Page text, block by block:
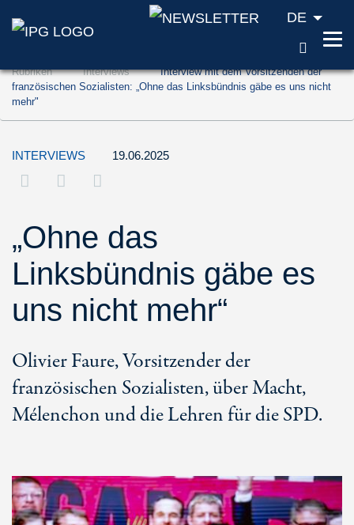
Zum Inhalt springen (Accesskey '1')
Zur Suche springen (Accesskey '2')
Zur Navigation springen (Accesskey '3')
DE
Rubriken Interviews
Interview mit dem Vorsitzenden der
französischen Sozialisten: „Ohne das Linksbündnis gäbe es uns nicht
mehr"
INTERVIEWS 19.06.2025
„Ohne das
Linksbündnis gäbe es
uns nicht mehr“
Olivier Faure, Vorsitzender der
französischen Sozialisten, über Macht,
Mélenchon und die Lehren für die SPD.